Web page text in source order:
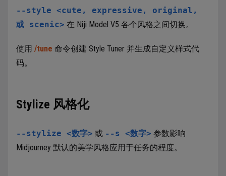
--style <cute, expressive, original,
或 scenic> 在 Niji Model V5 各个风格之间切换。
使用 /tune 命令创建 Style Tuner 并生成自定义样式代
码。
Stylize 风格化
--stylize <数字> 或 --s <数字> 参数影响
Midjourney 默认的美学风格应用于任务的程度。